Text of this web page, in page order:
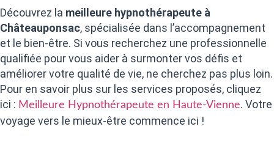
Découvrez la meilleure hypnothérapeute à
Châteauponsac, spécialisée dans l’accompagnement
et le bien-être. Si vous recherchez une professionnelle
qualifiée pour vous aider à surmonter vos défis et
améliorer votre qualité de vie, ne cherchez pas plus loin.
Pour en savoir plus sur les services proposés, cliquez
ici : Meilleure Hypnothérapeute en Haute-Vienne. Votre
voyage vers le mieux-être commence ici !